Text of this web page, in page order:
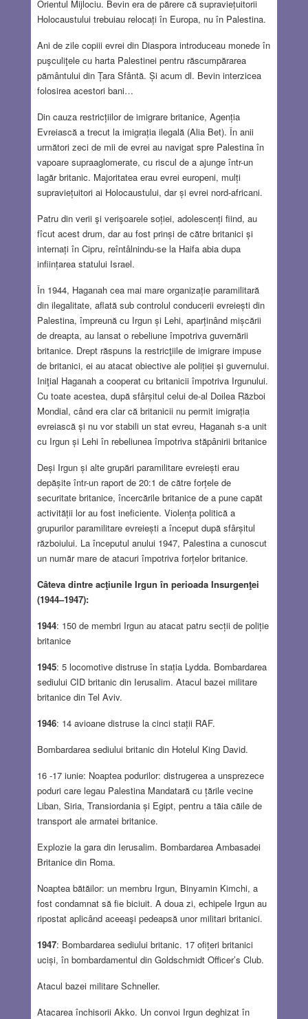
Orientul Mijlociu. Bevin era de părere că supraviețuitorii
Holocaustului trebuiau relocați în Europa, nu în Palestina.
Ani de zile copiii evrei din Diaspora introduceau monede în
puşculiţele cu harta Palestinei pentru răscumpărarea
pământului din Țara Sfântă. Și acum dl. Bevin interzicea
folosirea acestori bani…
Din cauza restricțiilor de imigrare britanice, Agenția
Evreiască a trecut la imigrația ilegală (Alia Bet). În anii
următori zeci de mii de evrei au navigat spre Palestina în
vapoare supraaglomerate, cu riscul de a ajunge într-un
lagăr britanic. Majoritatea erau evrei europeni, mulți
supraviețuitori ai Holocaustului, dar și evrei nord-africani.
Patru din verii şi verişoarele soției, adolescenți fiind, au
fîcut acest drum, dar au fost prinși de către britanici și
internați în Cipru, reîntâlnindu-se la Haifa abia dupa
inființarea statului Israel.
În 1944, Haganah cea mai mare organizație paramilitară
din ilegalitate, aflată sub controlul conducerii evreiești din
Palestina, împreună cu Irgun și Lehi, aparținând mișcării
de dreapta, au lansat o rebeliune împotriva guvernării
britanice. Drept răspuns la restricţiile de imigrare impuse
de britanici, ei au atacat obiective ale poliției și guvernului.
Iniţial Haganah a cooperat cu britanicii împotriva Irgunului.
Cu toate acestea, după sfârșitul celui de-al Doilea Război
Mondial, când era clar că britanicii nu permit imigrația
evreiască și nu vor stabili un stat evreu, Haganah s-a unit
cu Irgun și Lehi în rebeliunea împotriva stăpânirii britanice
Deși Irgun și alte grupări paramilitare evreiești erau
depășite într-un raport de 20:1 de către forțele de
securitate britanice, încercările britanice de a pune capăt
activității lor au fost ineficiente. Violența politică a
grupurilor paramilitare evreiești a început după sfârșitul
războiului. La începutul anului 1947, Palestina a cunoscut
un număr mare de atacuri împotriva forțelor britanice.
Câteva dintre acţiunile Irgun în perioada Insurgenţei
(1944–1947):
1944: 150 de membri Irgun au atacat patru secții de poliție
britanice
1945: 5 locomotive distruse în stația Lydda. Bombardarea
sediului CID britanic din Ierusalim. Atacul bazei militare
britanice din Tel Aviv.
1946: 14 avioane distruse la cinci stații RAF.
Bombardarea sediului britanic din Hotelul King David.
16 -17 iunie: Noaptea podurilor: distrugerea a unsprezece
poduri care legau Palestina Mandatară cu țările vecine
Liban, Siria, Transiordania și Egipt, pentru a tăia căile de
transport ale armatei britanice.
Explozie la gara din Ierusalim. Bombardarea Ambasadei
Britanice din Roma.
Noaptea bătăilor: un membru Irgun, Binyamin Kimchi, a
fost condamnat să fie biciuit. A doua zi, echipele Irgun au
ripostat aplicând aceeaşi pedeapsă unor militari britanici.
1947: Bombardarea sediului britanic. 17 ofițeri britanici
uciși, în bombardamentul din Goldschmidt Officer’s Club.
Atacul bazei militare Schneller.
Atacarea închisorii Akko. Un convoi Irgun deghizat în